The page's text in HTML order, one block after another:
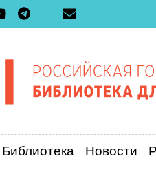
Библиотека Новости